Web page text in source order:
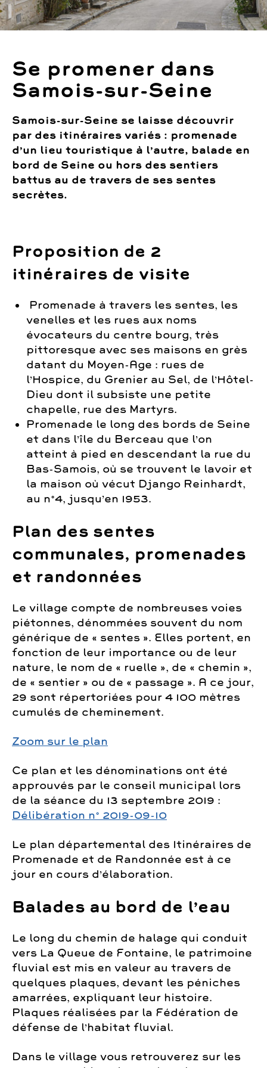
Se promener dans
Samois-sur-Seine
Samois-sur-Seine se laisse découvrir
par des itinéraires variés : promenade
d’un lieu touristique à l’autre, balade en
bord de Seine ou hors des sentiers
battus au de travers de ses sentes
secrètes.
Proposition de 2
itinéraires de visite
Promenade à travers les sentes, les
venelles et les rues aux noms
évocateurs du centre bourg, très
pittoresque avec ses maisons en grès
datant du Moyen-Age : rues de
l’Hospice, du Grenier au Sel, de l’Hôtel-
Dieu dont il subsiste une petite
chapelle, rue des Martyrs.
Promenade le long des bords de Seine
et dans l’île du Berceau que l’on
atteint à pied en descendant la rue du
Bas-Samois, où se trouvent le lavoir et
la maison où vécut Django Reinhardt,
au n°4, jusqu’en 1953.
Plan des sentes
communales, promenades
et randonnées
Le village compte de nombreuses voies
piétonnes, dénommées souvent du nom
générique de « sentes ». Elles portent, en
fonction de leur importance ou de leur
nature, le nom de « ruelle », de « chemin »,
de « sentier » ou de « passage ». A ce jour,
29 sont répertoriées pour 4 100 mètres
cumulés de cheminement.
Zoom sur le plan
Ce plan et les dénominations ont été
approuvés par le conseil municipal lors
de la séance du 13 septembre 2019 :
Délibération n° 2019-09-10
Le plan départemental des Itinéraires de
Promenade et de Randonnée est à ce
jour en cours d’élaboration.
Balades au bord de l’eau
Le long du chemin de halage qui conduit
vers La Queue de Fontaine, le patrimoine
fluvial est mis en valeur au travers de
quelques plaques, devant les péniches
amarrées, expliquant leur histoire.
Plaques réalisées par la Fédération de
défense de l’habitat fluvial.
Dans le village vous retrouverez sur les